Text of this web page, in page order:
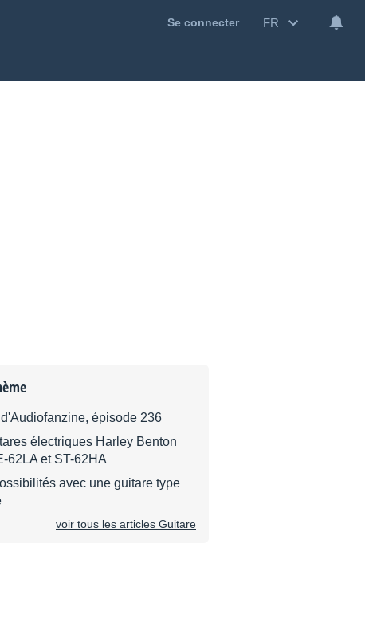
Se connecter FR
épisode 236
électriques Harley Benton
62LA et ST-62HA
avec une guitare type
voir tous les articles Guitare